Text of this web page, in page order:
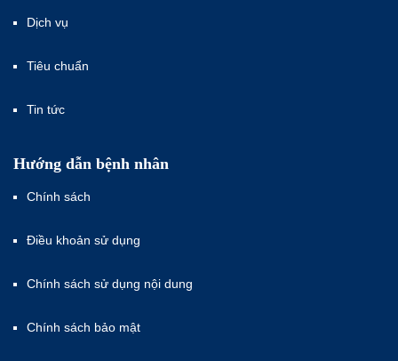
Dịch vụ
Tiêu chuẩn
Tin tức
Hướng dẫn bệnh nhân
Chính sách
Điều khoản sử dụng
Chính sách sử dụng nội dung
Chính sách bảo mật